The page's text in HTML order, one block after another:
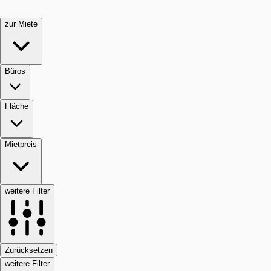
zur Miete
Büros
Fläche
Mietpreis
weitere Filter
Zurücksetzen
weitere Filter